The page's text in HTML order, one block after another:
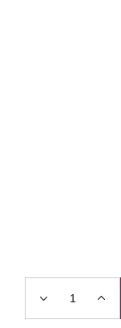
Obroża dla